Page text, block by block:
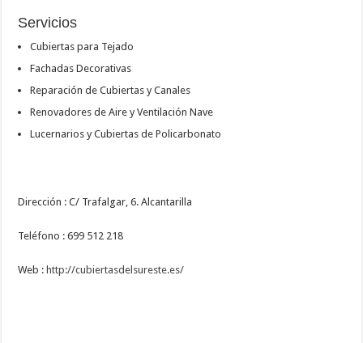
Servicios
Cubiertas para Tejado
Fachadas Decorativas
Reparación de Cubiertas y Canales
Renovadores de Aire y Ventilación Nave
Lucernarios y Cubiertas de Policarbonato
Dirección : C/ Trafalgar, 6. Alcantarilla
Teléfono : 699 512 218
Web :http://cubiertasdelsureste.es/